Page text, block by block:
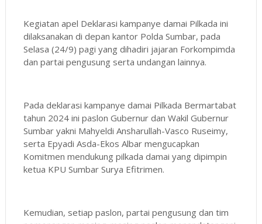
Kegiatan apel Deklarasi kampanye damai Pilkada ini
dilaksanakan di depan kantor Polda Sumbar, pada
Selasa (24/9) pagi yang dihadiri jajaran Forkompimda
dan partai pengusung serta undangan lainnya.
Pada deklarasi kampanye damai Pilkada Bermartabat
tahun 2024 ini paslon Gubernur dan Wakil Gubernur
Sumbar yakni Mahyeldi Ansharullah-Vasco Ruseimy,
serta Epyadi Asda-Ekos Albar mengucapkan
Komitmen mendukung pilkada damai yang dipimpin
ketua KPU Sumbar Surya Efitrimen.
Kemudian, setiap paslon, partai pengusung dan tim